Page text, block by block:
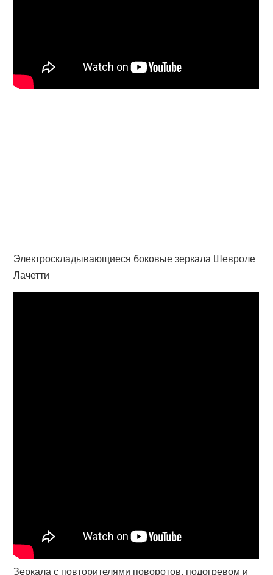
Электроскладывающиеся боковые зеркала Шевроле
Лачетти
Зеркала с повторителями поворотов, подогревом и